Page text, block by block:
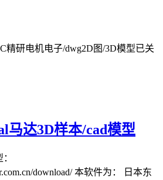
精研电机电子/dwg2D图/3D模型已关
马达3D样本/cad模型
download/ 本软件为： 日本东